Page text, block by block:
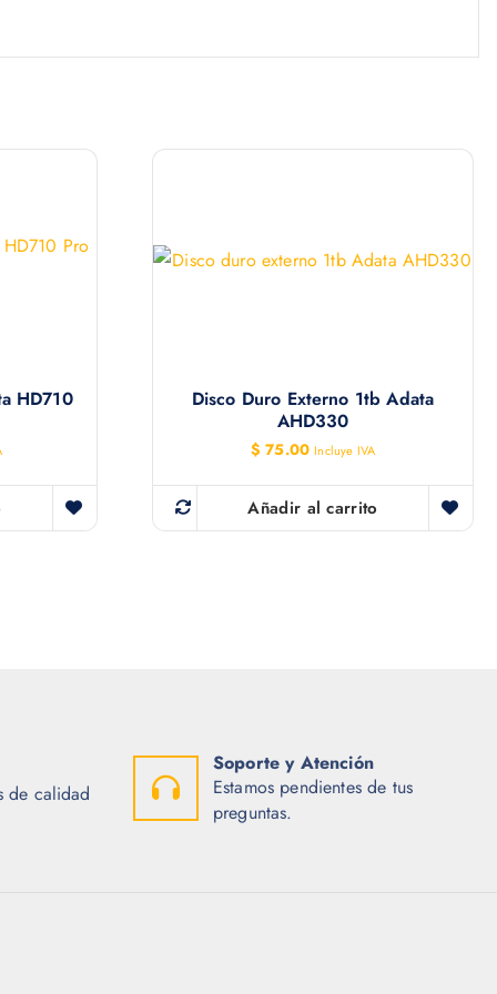
HD710
Disco Duro Externo 1tb Adata
AHD330
$ 75.00 Incluye IVA
Añadir al carrito
de calidad
Soporte y Atención
Estamos pendientes de tus
preguntas.